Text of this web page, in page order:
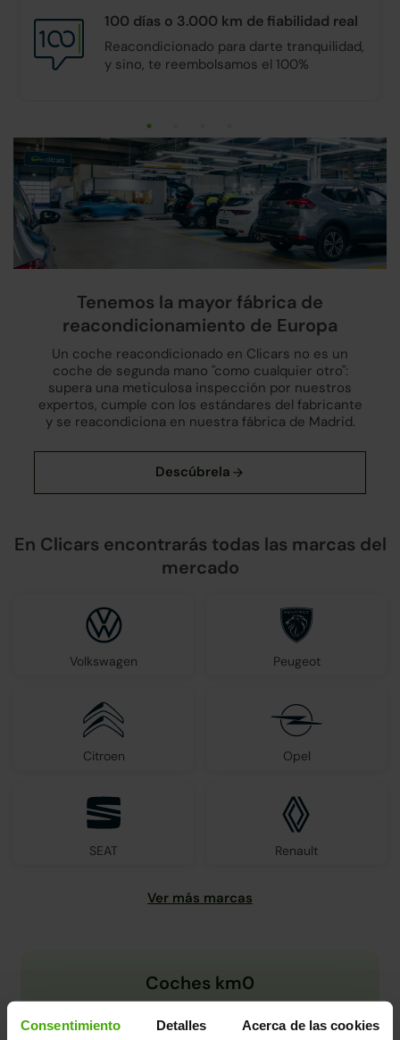
Consentimiento Detalles Acerca de las cookies
100 días o 3.000 km defiabilidad real
Reacondicionado para darte tranquilidad,
y sino, te reembolsamos el 100%
Tenemos la mayor fábrica de
reacondicionamiento de Europa
Un coche reacondicionado en Clicars no es un
coche de segunda mano "como cualquier otro":
supera una meticulosa inspección por nuestros
expertos, cumple con los estándares del fabricante
y se reacondiciona en nuestra fábrica de Madrid.
En Clicars encontrarás todas las marcas del
mercado
Volkswagen Peugeot
Citroen Opel
SEAT Renault
Coches km0